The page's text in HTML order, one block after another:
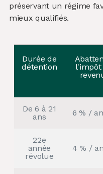
préservant un régime
mieux qualifiés.
Durée de
détention
De 6 à 21
ans
6 % / an
22e
année
révolue
4 % / an